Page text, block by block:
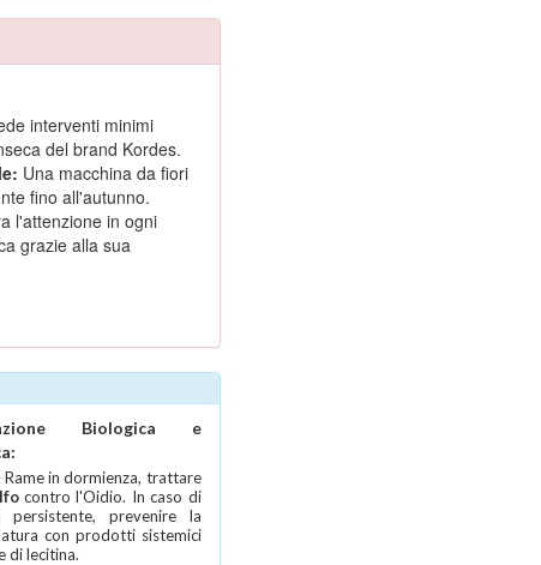
interventi minimi
del brand Kordes.
Una macchina da fiori
fino all'autunno.
l'attenzione in ogni
grazie alla sua
Biologica e
in dormienza, trattare
contro l'Oidio. In caso di
persistente, prevenire la
con prodotti sistemici
di lecitina.